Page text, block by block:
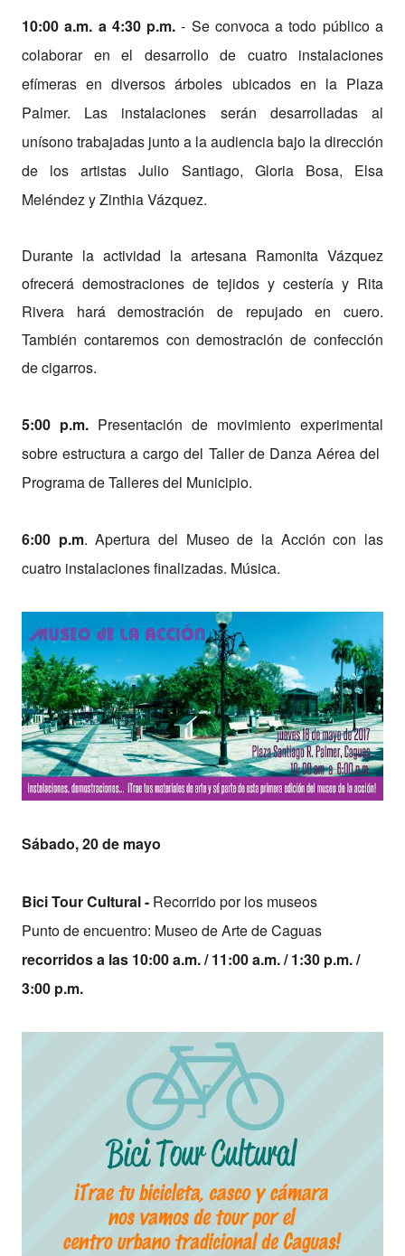
10:00 a.m. a 4:30 p.m. - Se convoca a todo público a
colaborar en el desarrollo de cuatro instalaciones
efímeras en diversos árboles ubicados en la Plaza
Palmer. Las instalaciones serán desarrolladas al
unísono trabajadas junto a la audiencia bajo la dirección
de los artistas Julio Santiago, Gloria Bosa, Elsa
Meléndez y Zinthia Vázquez.
Durante la actividad la artesana Ramonita Vázquez
ofrecerá demostraciones de tejidos y cestería y Rita
Rivera hará demostración de repujado en cuero.
También contaremos con demostración de confección
de cigarros.
5:00 p.m. Presentación de movimiento experimental
sobre estructura a cargo del Taller de Danza Aérea del
Programa de Talleres del Municipio.
6:00 p.m. Apertura del Museo de la Acción con las
cuatro instalaciones finalizadas. Música.
Sábado, 20 de mayo
Bici Tour Cultural - Recorrido por los museos
Punto de encuentro: Museo de Arte de Caguas
recorridos a las 10:00 a.m. / 11:00 a.m. / 1:30 p.m. /
3:00 p.m.